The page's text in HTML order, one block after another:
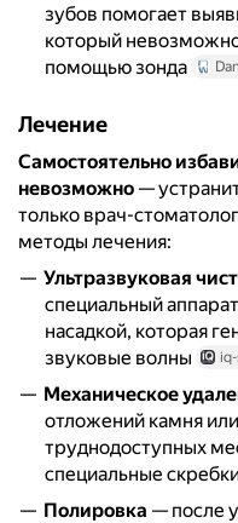
зубов помогает
который
помощью зонда
Лечение
Самостоятельно
невозможно —
только врач-стоматолог
методы лечения:
Ультразвуковая
специальный
насадкой, которая
звуковые волны
Механическое
отложений камня
труднодоступных
специальные
Полировка — после